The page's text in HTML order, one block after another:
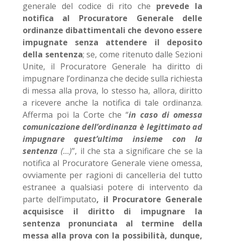
generale del codice di rito che prevede la
notifica al Procuratore Generale delle
ordinanze dibattimentali che devono essere
impugnate senza attendere il deposito
della sentenza; se, come ritenuto dalle Sezioni
Unite, il Procuratore Generale ha diritto di
impugnare l’ordinanza che decide sulla richiesta
di messa alla prova, lo stesso ha, allora, diritto
a ricevere anche la notifica di tale ordinanza.
Afferma poi la Corte che “in caso di omessa
comunicazione dell’ordinanza è legittimato ad
impugnare quest’ultima insieme con la
sentenza (…)”, il che sta a significare che se la
notifica al Procuratore Generale viene omessa,
ovviamente per ragioni di cancelleria del tutto
estranee a qualsiasi potere di intervento da
parte dell’imputato, il Procuratore Generale
acquisisce il diritto di impugnare la
sentenza
pronunciata al termine della
messa alla prova con la possibilità, dunque,